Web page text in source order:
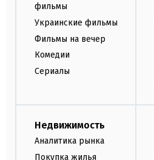
фильмы
Украинские фильмы
Фильмы на вечер
Комедии
Сериалы
Недвижимость
Аналитика рынка
Покупка жилья